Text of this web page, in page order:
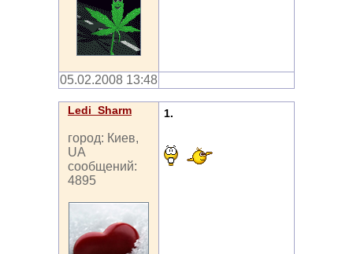
05.02.2008 13:48
Ledi_Sharm
город: Киев,
UA
сообщений:
4895
1.